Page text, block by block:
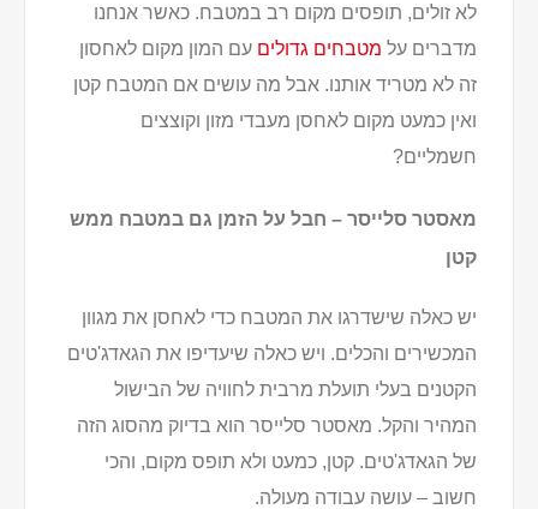
לא זולים, תופסים מקום רב במטבח. כאשר אנחנו
מדברים על מטבחים גדולים עם המון מקום לאחסון
זה לא מטריד אותנו. אבל מה עושים אם המטבח קטן
ואין כמעט מקום לאחסן מעבדי מזון וקוצצים
חשמליים?
מאסטר סלייסר – חבל על הזמן גם במטבח ממש
קטן
יש כאלה שישדרגו את המטבח כדי לאחסן את מגוון
המכשירים והכלים. ויש כאלה שיעדיפו את הגאדג'טים
הקטנים בעלי תועלת מרבית לחוויה של הבישול
המהיר והקל. מאסטר סלייסר הוא בדיוק מהסוג הזה
של הגאדג'טים. קטן, כמעט ולא תופס מקום, והכי
חשוב – עושה עבודה מעולה.